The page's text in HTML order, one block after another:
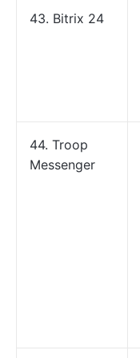
43. Bitrix 24
44. Troop
Messenger